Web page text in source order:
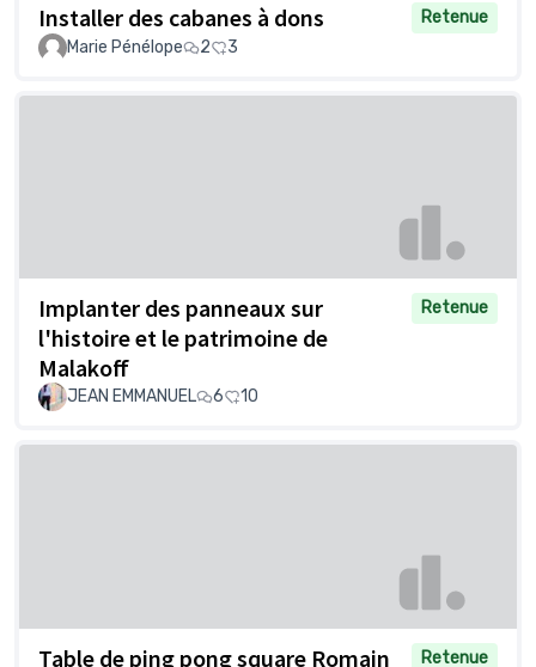
Installer des cabanes à dons
Retenue
Marie Pénélope
2 3
Implanter des panneaux sur
l'histoire et le patrimoine de
Malakoff
Retenue
JEAN EMMANUEL 6 10
Table de ping pong square Romain Retenue